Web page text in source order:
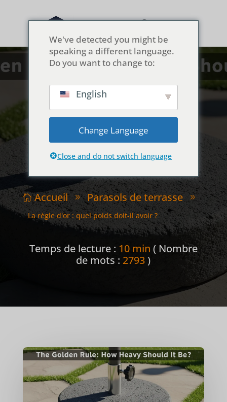
La règle d'or : quel
poids doit-il avoir ?
 Accueil 9 Parasols de terrasse 9
La règle d'or : quel poids doit-il avoir ?
Temps de lecture : 10 min ( Nombre
de mots : 2793)
We've detected you might be
speaking a different language.
Do you want to change to:
English
Change Language
Close and do not switch language